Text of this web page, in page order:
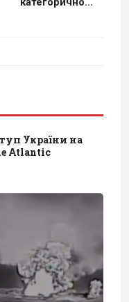
України на
Atlantic